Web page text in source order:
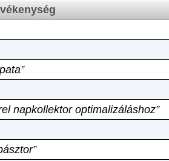
napkollektor optimalizáláshoz”